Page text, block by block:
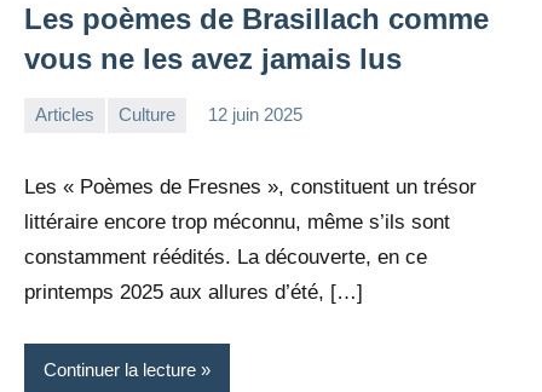
Les poèmes de Brasillach comme
vous ne les avez jamais lus
Articles Culture 12 juin 2025
Les « Poèmes de Fresnes », constituent un trésor
littéraire encore trop méconnu, même s’ils sont
constamment réédités. La découverte, en ce
printemps 2025 aux allures d’été, […]
Continuer la lecture